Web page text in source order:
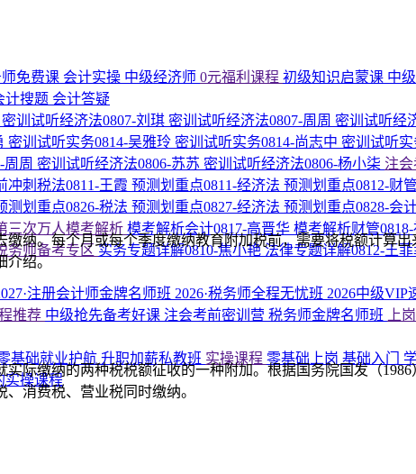
免费课 会计实操 中级经济师 0元福利课程 初级知识启蒙课 中
计搜题 会计答疑
密训试听经济法0807-刘琪 密训试听经济法0807-周周 密训试听经
密训试听实务0814-吴雅玲 密训试听实务0814-尚志中 密训试听实
周周 密训试听经济法0806-苏苏 密训试听经济法0806-杨小柒 注会
冲刺税法0811-王霞 预测划重点0811-经济法 预测划重点0812-财管
测划重点0826-税法 预测划重点0827-经济法 预测划重点0828-会
三次万人模考解析 模考解析会计0817-高晋华 模考解析财管
务师备考专区实务专题详解0810-焦小艳法律专题详解0812-王
注册会计师金牌名师班 2026·税务师全程无忧班 2026中级VIP
推荐 中级抢先备考好课 注会考前密训营 税务师金牌名师班 上
基础就业护航 升职加薪私教班 实操课程 零基础上岗 基础入门
实操课程
纳。每个月或每个季度缴纳教育附加税前，需要将税额计算
介绍。
际缴纳的两种税税额征收的一种附加。根据国务院国发（
消费税、营业税同时缴纳。